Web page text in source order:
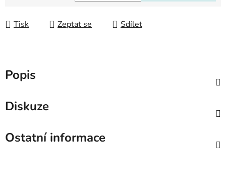
Tisk Zeptat se Sdílet
Popis
Diskuze
Ostatní informace